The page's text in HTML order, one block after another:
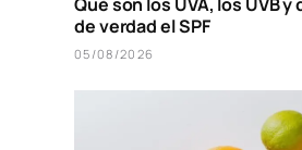
de verdad el SPF
05/08/2026